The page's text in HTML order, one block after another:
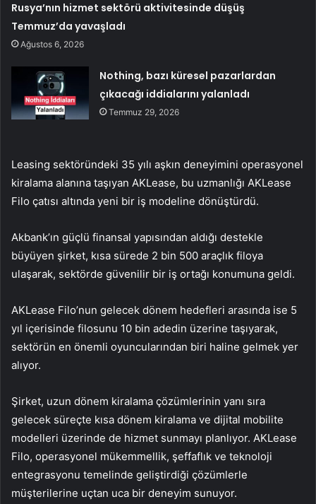
Rusya’nın hizmet sektörü aktivitesinde düşüş
Temmuz’da yavaşladı
Ağustos 6, 2026
Nothing, bazı küresel pazarlardan
çıkacağı iddialarını yalanladı
Temmuz 29, 2026
Leasing sektöründeki 35 yılı aşkın deneyimini operasyonel
kiralama alanına taşıyan AKLease, bu uzmanlığı AKLease
Filo çatısı altında yeni bir iş modeline dönüştürdü.
Akbank’ın güçlü finansal yapısından aldığı destekle
büyüyen şirket, kısa sürede 2 bin 500 araçlık filoya
ulaşarak, sektörde güvenilir bir iş ortağı konumuna geldi.
AKLease Filo’nun gelecek dönem hedefleri arasında ise 5
yıl içerisinde filosunu 10 bin adedin üzerine taşıyarak,
sektörün en önemli oyuncularından biri haline gelmek yer
alıyor.
Şirket, uzun dönem kiralama çözümlerinin yanı sıra
gelecek süreçte kısa dönem kiralama ve dijital mobilite
modelleri üzerinde de hizmet sunmayı planlıyor. AKLease
Filo, operasyonel mükemmellik, şeffaflık ve teknoloji
entegrasyonu temelinde geliştirdiği çözümlerle
müşterilerine uçtan uca bir deneyim sunuyor.